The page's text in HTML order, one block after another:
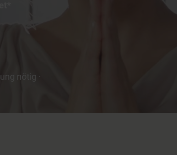
nötig ·